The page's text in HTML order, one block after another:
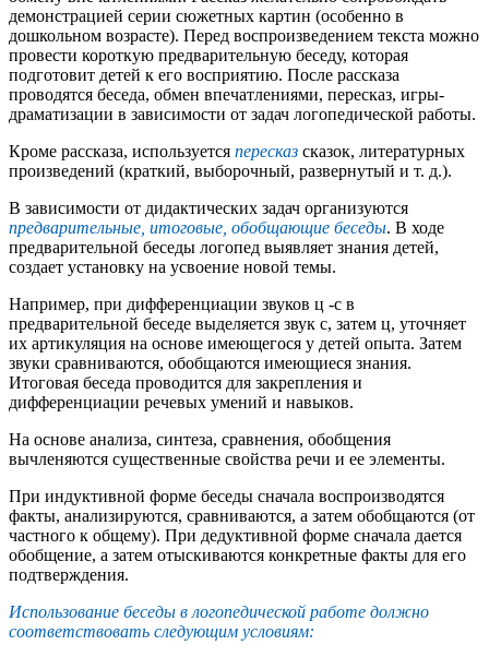
демонстрацией серии сюжетных картин (особенно в
дошкольном возрасте). Перед воспроизведением текста можно
провести короткую предварительную беседу, которая
подготовит детей к его восприятию. После рассказа
проводятся беседа, обмен впечатлениями, пересказ, игры-
драматизации в зависимости от задач логопедической работы.
Кроме рассказа, используется пересказ сказок, литературных
произведений (краткий, выборочный, развернутый и т. д.).
В зависимости от дидактических задач организуются
предварительные, итоговые, обобщающие беседы. В ходе
предварительной беседы логопед выявляет знания детей,
создает установку на усвоение новой темы.
Например, при дифференциации звуков ц -с в
предварительной беседе выделяется звук с, затем ц, уточняет
их артикуляция на основе имеющегося у детей опыта. Затем
звуки сравниваются, обобщаются имеющиеся знания.
Итоговая беседа проводится для закрепления и
дифференциации речевых умений и навыков.
На основе анализа, синтеза, сравнения, обобщения
вычленяются существенные свойства речи и ее элементы.
При индуктивной форме беседы сначала воспроизводятся
факты, анализируются, сравниваются, а затем обобщаются (от
частного к общему). При дедуктивной форме сначала дается
обобщение, а затем отыскиваются конкретные факты для его
подтверждения.
Использование беседы в логопедической работе должно
соответствовать следующим условиям: